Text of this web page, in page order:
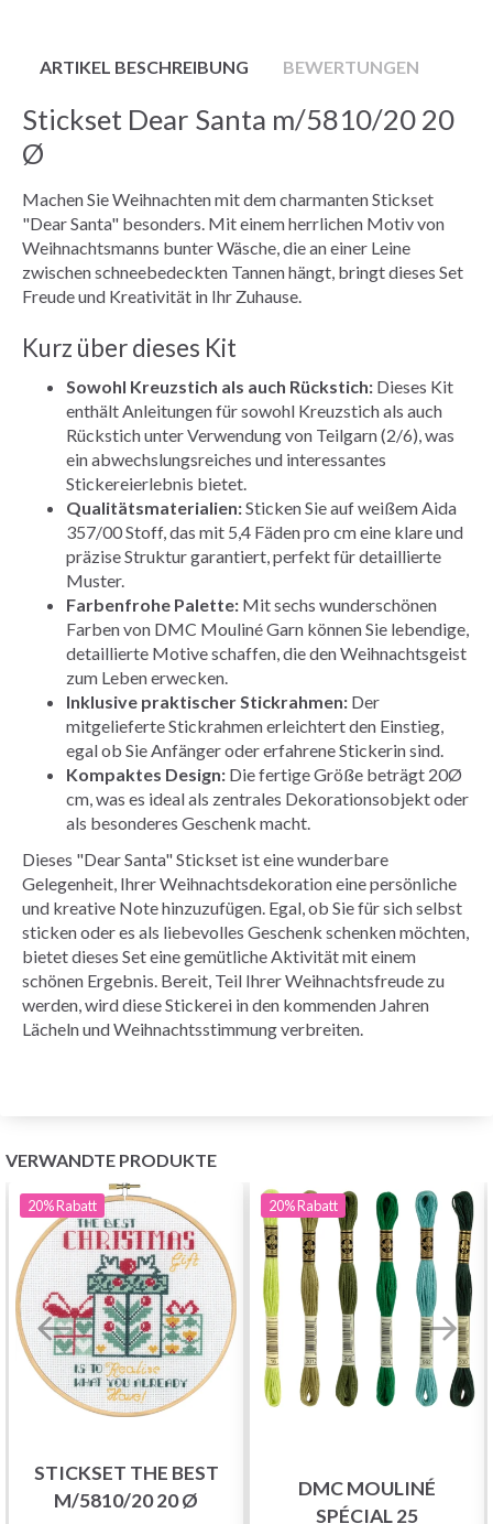
ARTIKEL BESCHREIBUNG BEWERTUNGEN
Stickset Dear Santa m/5810/20 20
Ø
Machen Sie Weihnachten mit dem charmanten Stickset
"Dear Santa" besonders. Mit einem herrlichen Motiv von
Weihnachtsmanns bunter Wäsche, die an einer Leine
zwischen schneebedeckten Tannen hängt, bringt dieses Set
Freude und Kreativität in Ihr Zuhause.
Kurz über dieses Kit
Sowohl Kreuzstich als auch Rückstich: Dieses Kit
enthält Anleitungen für sowohl Kreuzstich als auch
Rückstich unter Verwendung von Teilgarn (2/6), was
ein abwechslungsreiches und interessantes
Stickereierlebnis bietet.
Qualitätsmaterialien:Sticken Sie auf weißem Aida
357/00 Stoff, das mit 5,4 Fäden pro cm eine klare und
präzise Struktur garantiert, perfekt für detaillierte
Muster.
Farbenfrohe Palette: Mit sechs wunderschönen
Farben von DMC Mouliné Garn können Sie lebendige,
detaillierte Motive schaffen, die den Weihnachtsgeist
zum Leben erwecken.
Inklusive praktischer Stickrahmen: Der
mitgelieferte Stickrahmen erleichtert den Einstieg,
egal ob Sie Anfänger oder erfahrene Stickerin sind.
Kompaktes Design: Die fertige Größe beträgt 20Ø
cm, was es ideal als zentrales Dekorationsobjekt oder
als besonderes Geschenk macht.
Dieses "Dear Santa" Stickset ist eine wunderbare
Gelegenheit, Ihrer Weihnachtsdekoration eine persönliche
und kreative Note hinzuzufügen. Egal, ob Sie für sich selbst
sticken oder es als liebevolles Geschenk schenken möchten,
bietet dieses Set eine gemütliche Aktivität mit einem
schönen Ergebnis. Bereit, Teil Ihrer Weihnachtsfreude zu
werden, wird diese Stickerei in den kommenden Jahren
Lächeln und Weihnachtsstimmung verbreiten.
VERWANDTE PRODUKTE
20%Rabatt
STICKSET THE BEST
M/5810/20 20 Ø
20%Rabatt
DMC MOULINÉ
SPÉCIAL 25